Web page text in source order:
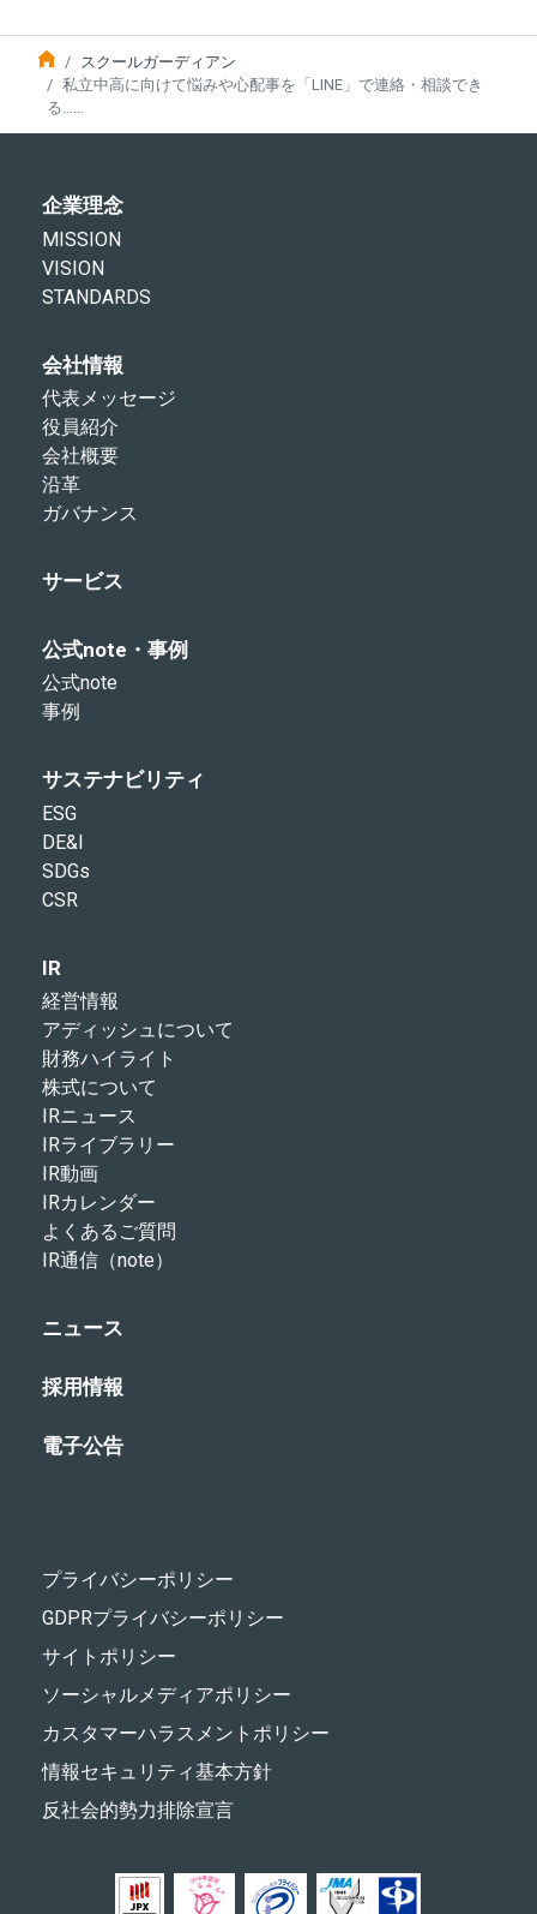
スクールガーディアン
私立中高に向けて悩みや心配事を「LINE」で連絡・相談でき
る……
企業理念
MISSION
VISION
STANDARDS
会社情報
代表メッセージ
役員紹介
会社概要
沿革
ガバナンス
サービス
公式note・事例
公式note
事例
サステナビリティ
ESG
DE&I
SDGs
CSR
IR
経営情報
アディッシュについて
財務ハイライト
株式について
IRニュース
IRライブラリー
IR動画
IRカレンダー
よくあるご質問
IR通信（note）
ニュース
採用情報
電子公告
プライバシーポリシー
GDPRプライバシーポリシー
サイトポリシー
ソーシャルメディアポリシー
カスタマーハラスメントポリシー
情報セキュリティ基本方針
反社会的勢力排除宣言